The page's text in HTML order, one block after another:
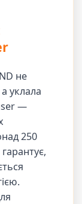
не
уклала
—
250